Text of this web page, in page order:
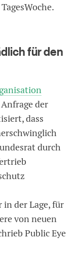
für den
der
dass
durch
der Lage, für
von neuen
Public Eye